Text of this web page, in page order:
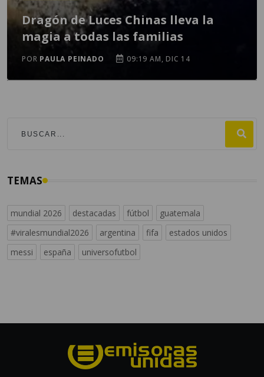
Dragón de Luces Chinas lleva la
magia a todas las familias
POR PAULA PEINADO 09:19 AM, DIC 14
TEMAS
mundial 2026 destacadas fútbol
guatemala
#viralesmundial2026
argentina fifa
estados unidos
messi
españa universofutbol